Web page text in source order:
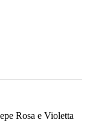
Rosa e Violetta